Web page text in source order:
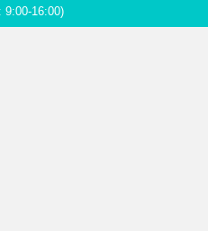
9:00-16:00)